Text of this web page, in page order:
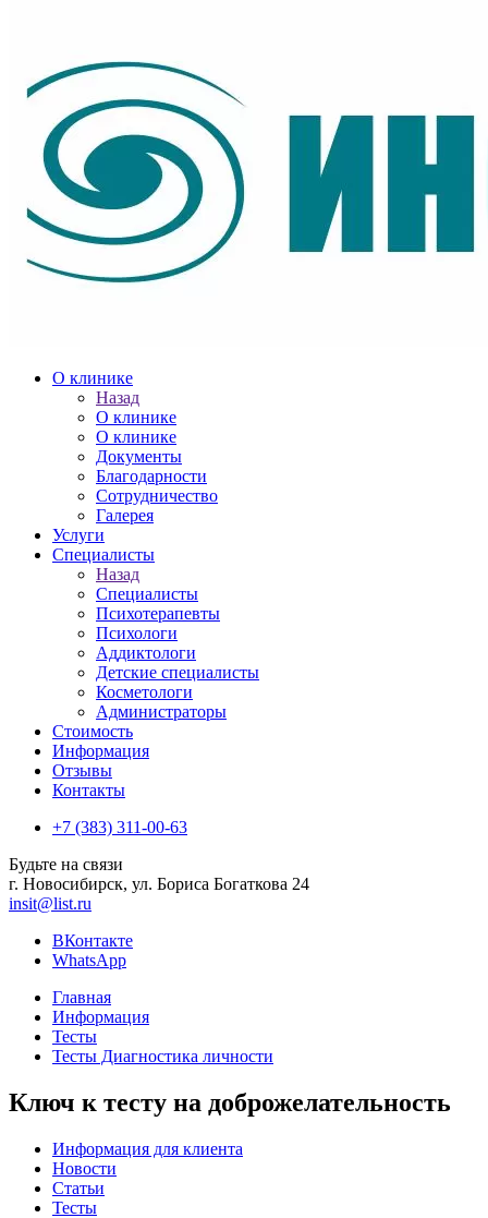
О клинике
Назад
О клинике
О клинике
Документы
Благодарности
Сотрудничество
Галерея
Услуги
Специалисты
Назад
Специалисты
Психотерапевты
Психологи
Аддиктологи
Детские специалисты
Косметологи
Администраторы
Стоимость
Информация
Отзывы
Контакты
+7 (383) 311-00-63
Будьте на связи
г. Новосибирск, ул. Бориса Богаткова 24
insit@list.ru
ВКонтакте
WhatsApp
Главная
Информация
Тесты
Тесты Диагностика личности
Ключ к тесту на доброжелательность
Информация для клиента
Новости
Статьи
Тесты